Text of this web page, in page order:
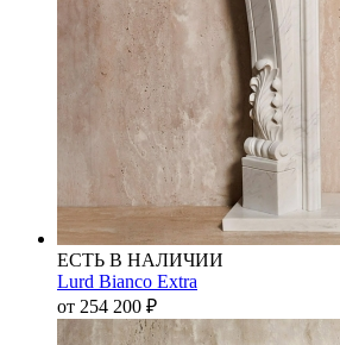
ЕСТЬ В НАЛИЧИИ
Lurd Bianco Extra
от 254 200 ₽